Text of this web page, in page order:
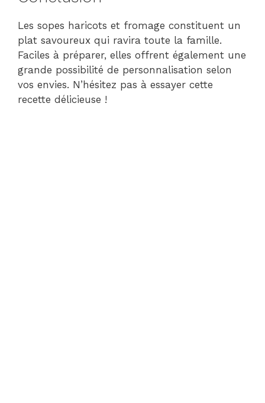
Les sopes haricots et fromage constituent un
plat savoureux qui ravira toute la famille.
Faciles à préparer, elles offrent également une
grande possibilité de personnalisation selon
vos envies. N’hésitez pas à essayer cette
recette délicieuse !